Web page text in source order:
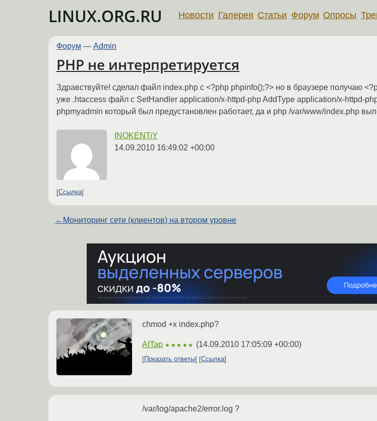
LINUX.ORG.RU Новости Галерея Статьи Форум Опросы
Форум — Admin
PHP не интерпретируется
Здравствуйте! сделал файл index.php с <?php phpinfo();?> но в браузере получаю
уже .htaccess файл с SetHandler application/x-httpd-php AddType application/x-httpd-
phpmyadmin который был предустановлен работает, да и php /var/www/index.php
INOKENTiY
14.09.2010 16:49:02 +00:00
Ссылка
← Мониторинг сети (клиентов) на втором уровне
chmod +x index.php?
AITap ★★★★★ (14.09.2010 17:05:09 +00:00)
Показать ответы Ссылка
/var/log/apache2/error.log ?